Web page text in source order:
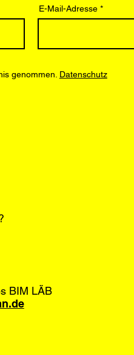
E-Mail-Adresse
genommen. Datenschutz
BIM LÄB